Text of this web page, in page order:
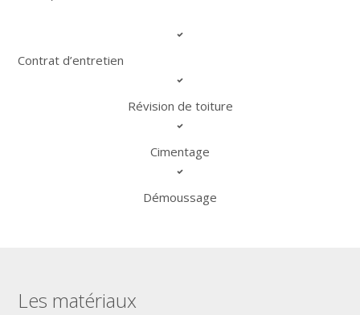
Contrat d’entretien
Révision de toiture
Cimentage
Démoussage
Les matériaux